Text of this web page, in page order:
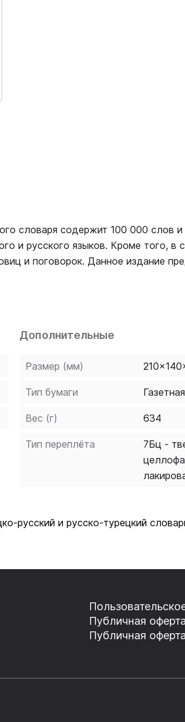
словаря содержит 100 000 слов
и русского языков. Кроме того, в
и поговорок. Данное издание
турецкого языка. Составители:
Дополнительные
Размер (мм)
Тип бумаги
Вес (г) 634
Тип переплёта
7Бц -
русский и русско-турецкий
Публичная
Публичная